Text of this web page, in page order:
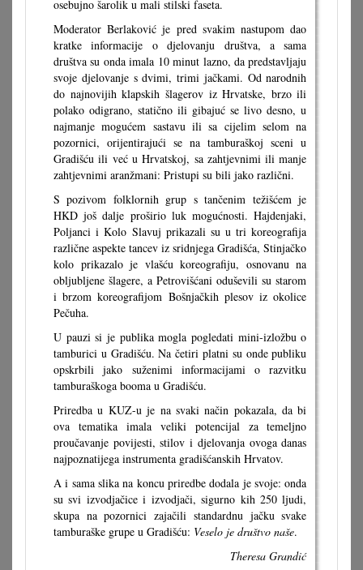
osebujno šarolik u mali stilski faseta.
Moderator Berlaković je pred svakim nastupom dao
kratke informacije o djelovanju društva, a sama
društva su onda imala 10 minut lazno, da predstavljaju
svoje djelovanje s dvimi, trimi jačkami. Od narodnih
do najnovijih klapskih šlagerov iz Hrvatske, brzo ili
polako odigrano, statično ili gibajuć se livo desno, u
najmanje mogućem sastavu ili sa cijelim selom na
pozornici, orijentirajući se na tamburaškoj sceni u
Gradišću ili već u Hrvatskoj, sa zahtjevnimi ili manje
zahtjevnimi aranžmani: Pristupi su bili jako različni.
S pozivom folklornih grup s tančenim težišćem je
HKD još dalje proširio luk mogućnosti. Hajdenjaki,
Poljanci i Kolo Slavuj prikazali su u tri koreografija
različne aspekte tancev iz sridnjega Gradišća, Stinjačko
kolo prikazalo je vlašću koreografiju, osnovanu na
obljubljene šlagere, a Petrovišćani oduševili su starom
i brzom koreografijom Bošnjačkih plesov iz okolice
Pečuha.
U pauzi si je publika mogla pogledati mini-izložbu o
tamburici u Gradišću. Na četiri platni su onde publiku
opskrbili jako suženimi informacijami o razvitku
tamburaškoga booma u Gradišću.
Priredba u KUZ-u je na svaki način pokazala, da bi
ova tematika imala veliki potencijal za temeljno
proučavanje povijesti, stilov i djelovanja ovoga danas
najpoznatijega instrumenta gradišćanskih Hrvatov.
A i sama slika na koncu priredbe dodala je svoje: onda
su svi izvodjačice i izvodjači, sigurno kih 250 ljudi,
skupa na pozornici zajačili standardnu jačku svake
tamburaške grupe u Gradišću: Veselo je društvo naše.
Theresa Grandić